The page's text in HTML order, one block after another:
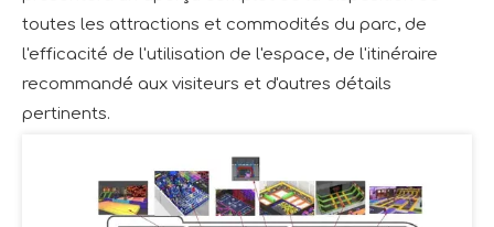
toutes les attractions et commodités du parc, de
l'efficacité de l'utilisation de l'espace, de l'itinéraire
recommandé aux visiteurs et d'autres détails
pertinents.